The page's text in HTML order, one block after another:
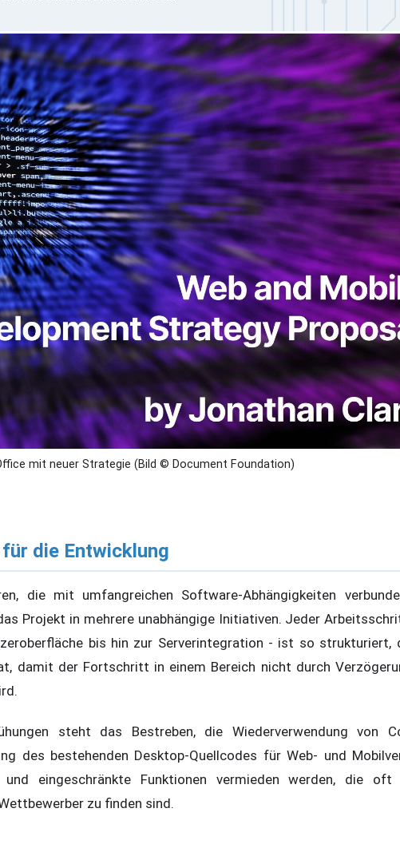
mit neuer Strategie (Bild © Document Foundation)
die Entwicklung
die mit umfangreichen Software-Abhängigkeiten
Projekt in mehrere unabhängige Initiativen. Jeder
bis hin zur Serverintegration - ist so strukturiert,
damit der Fortschritt in einem Bereich nicht durch
steht das Bestreben, die Wiederverwendung von
des bestehenden Desktop-Quellcodes für Web- und
und eingeschränkte Funktionen vermieden werden, die
zu finden sind.